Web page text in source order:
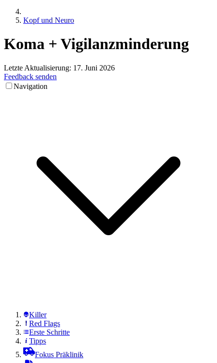
Kopf und Neuro
Koma + Vigilanzminderung
Letzte Aktualisierung: 17. Juni 2026
Feedback senden
Navigation
Killer
Red Flags
Erste Schritte
Tipps
Fokus Präklinik